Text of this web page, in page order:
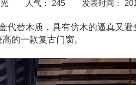
人气： 245 发表时间：
代替木质，具有仿木的逼真又
的一款复古门窗。